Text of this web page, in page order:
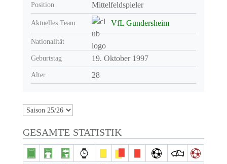
Position Mittelfeldspieler
Aktuelles Team VfL Gundersheim
Nationalität
Geburtstag 19. Oktober 1997
Alter 28
GESAMTE STATISTIK